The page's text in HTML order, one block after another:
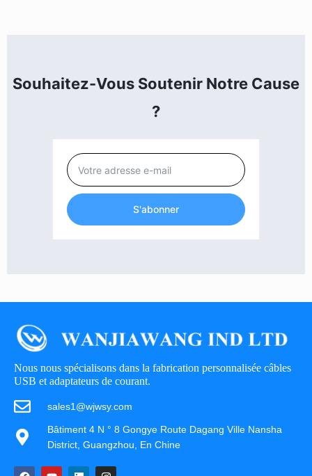
Souhaitez-Vous Soutenir Notre Cause
?
S'abonner
Nous nous spécialisons dans la fabrication personnalisée câbles
USB et adaptateurs de courant.
sales1@wjwsy.com
Bâtiment 4 N ° 8 Gongye Route Dagang Ville Nansha
District, Guangzhou, En Chine